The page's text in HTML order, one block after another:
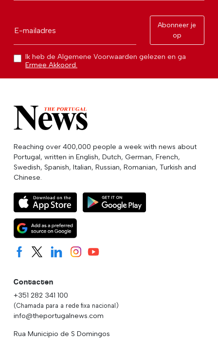
E-mailadres
Abonneer je
op
Ik heb de Algemene Voorwaarden gelezen en ga
Ermee Akkoord.
Reaching over 400,000 people a week with news about
Portugal, written in English, Dutch, German, French,
Swedish, Spanish, Italian, Russian, Romanian, Turkish and
Chinese.
Contacten
+351 282 341 100
(Chamada para a rede fixa nacional)
info@theportugalnews.com
Rua Municipio de S Domingos